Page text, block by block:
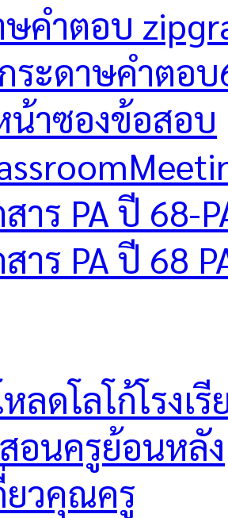
ษคำตอบ
ระดาษคำตอบ
น้าซองข้อสอบ
าร PA ปี 68-
าร PA ปี 68
ลดโลโก้โรงเ
อนครูย้อนหลัง
ยวคุณครู